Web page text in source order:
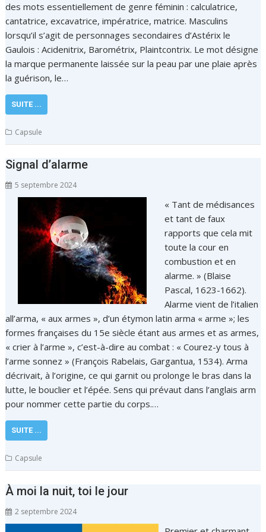
des mots essentiellement de genre féminin : calculatrice,
cantatrice, excavatrice, impératrice, matrice. Masculins
lorsqu’il s’agit de personnages secondaires d’Astérix le
Gaulois : Acidenitrix, Barométrix, Plaintcontrix. Le mot désigne
la marque permanente laissée sur la peau par une plaie après
la guérison, le…
SUITE ...
Capsule
Signal d’alarme
5 septembre 2024
« Tant de médisances
et tant de faux
rapports que cela mit
toute la cour en
combustion et en
alarme. » (Blaise
Pascal, 1623-1662).
Alarme vient de l’italien
all’arma, « aux armes », d’un étymon latin arma « arme »; les
formes françaises du 15e siècle étant aus armes et as armes,
« crier à l’arme », c’est-à-dire au combat : « Courez-y tous à
l’arme sonnez » (François Rabelais, Gargantua, 1534). Arma
décrivait, à l’origine, ce qui garnit ou prolonge le bras dans la
lutte, le bouclier et l’épée. Sens qui prévaut dans l’anglais arm
pour nommer cette partie du corps.…
SUITE ...
Capsule
À moi la nuit, toi le jour
2 septembre 2024